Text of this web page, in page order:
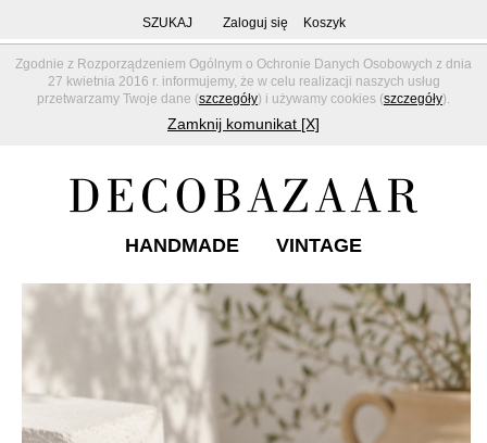
Zgodnie z Rozporządzeniem Ogólnym o Ochronie Danych Osobowych z dnia
27 kwietnia 2016 r. informujemy, że w celu realizacji naszych usług
przetwarzamy Twoje dane (szczegóły) i używamy cookies (szczegóły).
Zamknij komunikat [X]
SZUKAJ Zaloguj się Koszyk
HANDMADE VINTAGE